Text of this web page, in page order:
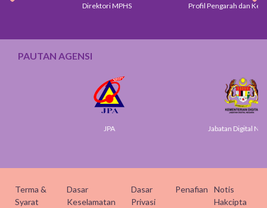
Direktori MPHS Profil Pengarah dan Ketua
PAUTAN AGENSI
Jabatan Digital Negara
Terma &
Syarat
Dasar
Keselamatan
Dasar
Privasi
Penafian
Notis
Hakcipta